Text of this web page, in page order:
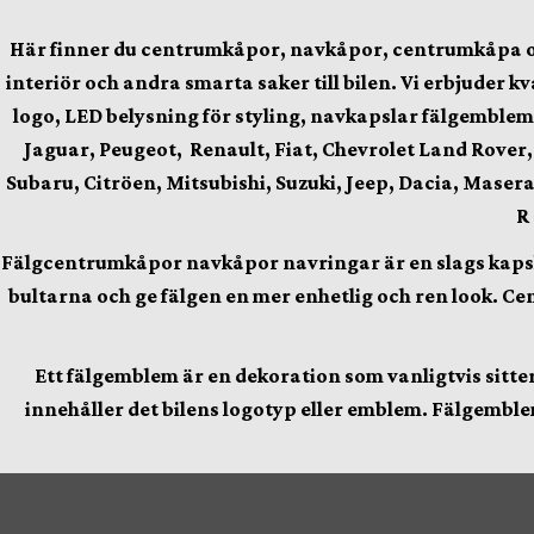
Här finner ducentrumkåpor, navkåpor, centrumkåpa
interiör och andra smarta saker till bilen.Vi erbjuder
logo, LED belysning för styling, navkapslar
Jaguar, Peugeot, Renault, Fiat, Chevrolet Land
Subaru, Citröen, Mitsubishi, Suzuki, Jeep, Dacia,
Fälgcentrumkåpornavkåpor navringar är en slags
bultarna och ge fälgen en mer enhetlig och ren look.
Ett fälgemblem är en dekoration som vanligtvis
innehåller det bilens logotyp eller emblem.